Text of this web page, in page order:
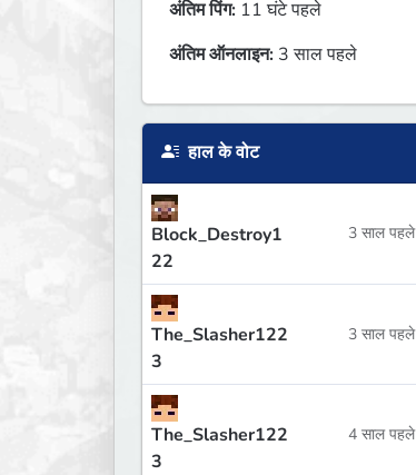
अंतिम पिंग: 11 घंटे पहले
अंतिम ऑनलाइन: 3 साल पहले
हाल के वोट
Block_Destroy1
22
3 साल पहले
The_Slasher122
3
3 साल पहले
The_Slasher122
3
4 साल पहले